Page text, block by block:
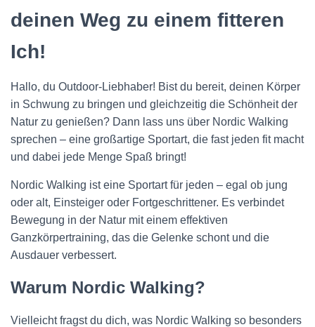
deinen Weg zu einem fitteren
Ich!
Hallo, du Outdoor-Liebhaber! Bist du bereit, deinen Körper
in Schwung zu bringen und gleichzeitig die Schönheit der
Natur zu genießen? Dann lass uns über Nordic Walking
sprechen – eine großartige Sportart, die fast jeden fit macht
und dabei jede Menge Spaß bringt!
Nordic Walking ist eine Sportart für jeden – egal ob jung
oder alt, Einsteiger oder Fortgeschrittener. Es verbindet
Bewegung in der Natur mit einem effektiven
Ganzkörpertraining, das die Gelenke schont und die
Ausdauer verbessert.
Warum Nordic Walking?
Vielleicht fragst du dich, was Nordic Walking so besonders